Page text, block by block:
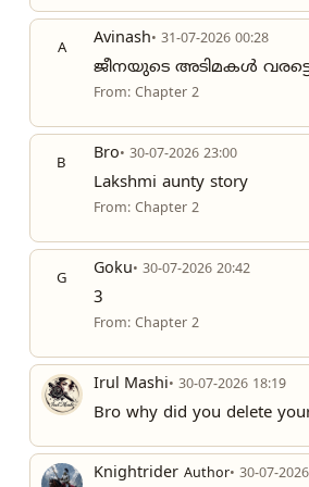
A Avinash• 31-07-2026 00:28
ജീനയുടെ അടിമകൾ
From: Chapter 2
B Bro• 30-07-2026 23:00
Lakshmi aunty story
From: Chapter 2
G Goku• 30-07-2026 20:42
3
From: Chapter 2
Irul Mashi• 30-07-2026 18:19
Bro why did you delete
Knightrider Author• 30-07-